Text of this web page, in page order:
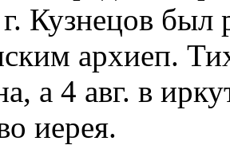
г. Кузнецов
архиеп.
а 4 авг. в
иерея.